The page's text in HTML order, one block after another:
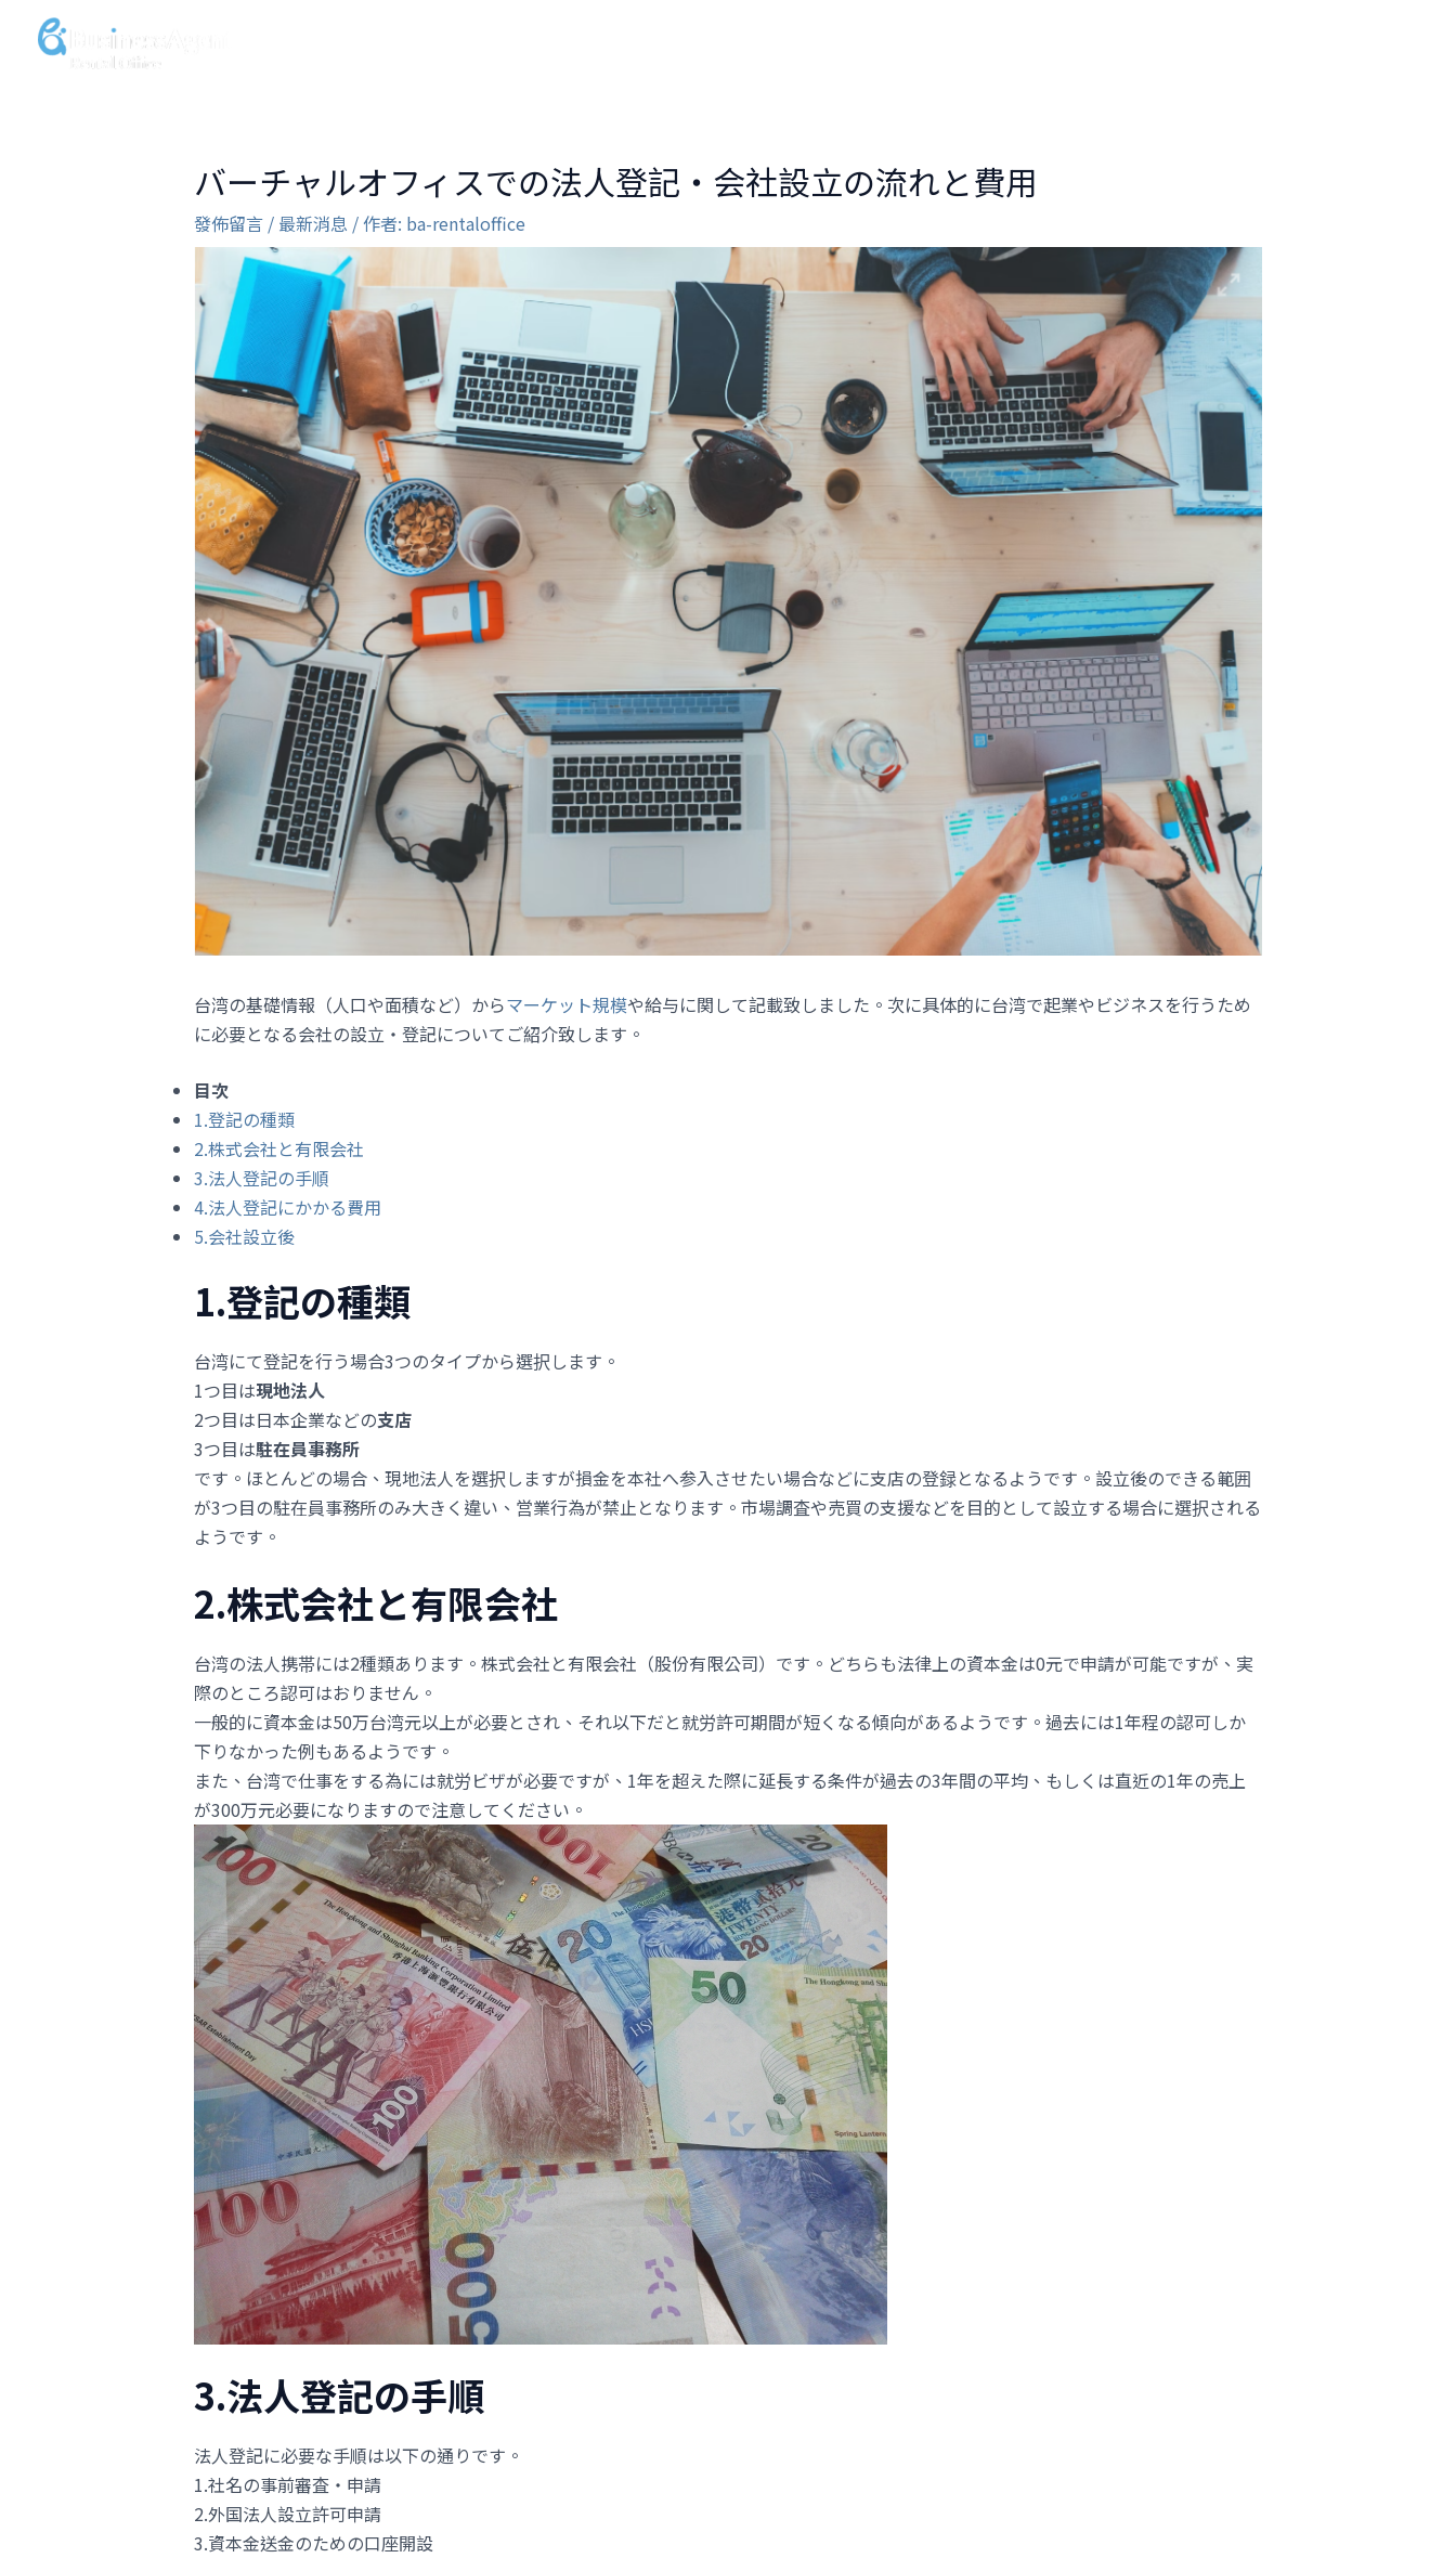
バーチャルオフィスでの法人登記・会社設立の流れと費用
發佈留言 / 最新消息 / 作者: ba-rentaloffice
台湾の基礎情報（人口や面積など）からマーケット規模や給与に関して記載致しました。次に具体的に台湾で起業やビジネスを行うため
に必要となる会社の設立・登記についてご紹介致します。
目次
1.登記の種類
2.株式会社と有限会社
3.法人登記の手順
4.法人登記にかかる費用
5.会社設立後
1.登記の種類
台湾にて登記を行う場合3つのタイプから選択します。
1つ目は現地法人
2つ目は日本企業などの支店
3つ目は駐在員事務所
です。ほとんどの場合、現地法人を選択しますが損金を本社へ参入させたい場合などに支店の登録となるようです。設立後のできる範囲
が3つ目の駐在員事務所のみ大きく違い、営業行為が禁止となります。市場調査や売買の支援などを目的として設立する場合に選択される
ようです。
2.株式会社と有限会社
台湾の法人携帯には2種類あります。株式会社と有限会社（股份有限公司）です。どちらも法律上の資本金は0元で申請が可能ですが、実
際のところ認可はおりません。
一般的に資本金は50万台湾元以上が必要とされ、それ以下だと就労許可期間が短くなる傾向があるようです。過去には1年程の認可しか
下りなかった例もあるようです。
また、台湾で仕事をする為には就労ビザが必要ですが、1年を超えた際に延長する条件が過去の3年間の平均、もしくは直近の1年の売上
が300万元必要になりますので注意してください。
3.法人登記の手順
法人登記に必要な手順は以下の通りです。
1.社名の事前審査・申請
2.外国法人設立許可申請
3.資本金送金のための口座開設